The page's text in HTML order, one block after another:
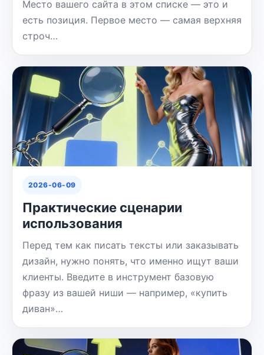
Место вашего сайта в этом списке — это и
есть позиция. Первое место — самая верхняя
строч…
2026-06-09
Практические сценарии
использования
Перед тем как писать тексты или заказывать
дизайн, нужно понять, что именно ищут ваши
клиенты. Введите в инструмент базовую
фразу из вашей ниши — например, «купить
диван»…